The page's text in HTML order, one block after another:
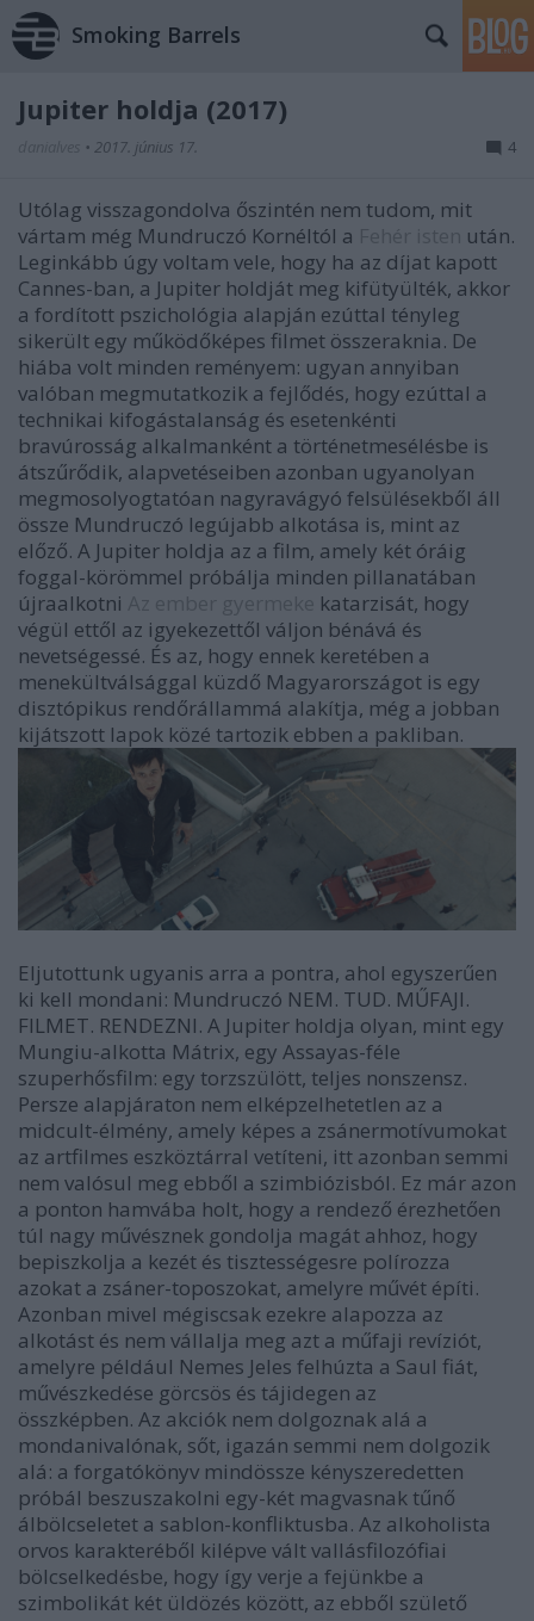
Smoking Barrels
Jupiter holdja (2017)
• 2017. június 17. 4
Utólag visszagondolva őszintén nem tudom, mit
vártam még Mundruczó Kornéltól a
után.
Leginkább úgy voltam vele, hogy ha az díjat kapott
Cannes-ban, a Jupiter holdját meg kifütyülték, akkor
a fordított pszichológia alapján ezúttal tényleg
sikerült egy működőképes filmet összeraknia. De
hiába volt minden reményem: ugyan annyiban
valóban megmutatkozik a fejlődés, hogy ezúttal a
technikai kifogástalanság és esetenkénti
bravúrosság alkalmanként a történetmesélésbe is
átszűrődik, alapvetéseiben azonban ugyanolyan
megmosolyogtatóan nagyravágyó felsülésekből áll
össze Mundruczó legújabb alkotása is, mint az
előző. A Jupiter holdja az a film, amely két óráig
foggal-körömmel próbálja minden pillanatában
újraalkotni
katarzisát, hogy
végül ettől az igyekezettől váljon bénává és
nevetségessé. És az, hogy ennek keretében a
menekültválsággal küzdő Magyarországot is egy
disztópikus rendőrállammá alakítja, még a jobban
kijátszott lapok közé tartozik ebben a pakliban.
Eljutottunk ugyanis arra a pontra, ahol egyszerűen
ki kell mondani: Mundruczó NEM. TUD. MŰFAJI.
FILMET. RENDEZNI. A Jupiter holdja olyan, mint egy
Mungiu-alkotta Mátrix, egy Assayas-féle
szuperhősfilm: egy torzszülött, teljes nonszensz.
Persze alapjáraton nem elképzelhetetlen az a
midcult-élmény, amely képes a zsánermotívumokat
az artfilmes eszköztárral vetíteni, itt azonban semmi
nem valósul meg ebből a szimbiózisból. Ez már azon
a ponton hamvába holt, hogy a rendező érezhetően
túl nagy művésznek gondolja magát ahhoz, hogy
bepiszkolja a kezét és tisztességesre polírozza
azokat a zsáner-toposzokat, amelyre művét építi.
Azonban mivel mégiscsak ezekre alapozza az
alkotást és nem vállalja meg azt a műfaji revíziót,
amelyre például Nemes Jeles felhúzta a Saul fiát,
művészkedése görcsös és tájidegen az
összképben. Az akciók nem dolgoznak alá a
mondanivalónak, sőt, igazán semmi nem dolgozik
alá: a forgatókönyv mindössze kényszeredetten
próbál beszuszakolni egy-két magvasnak tűnő
álbölcseletet a sablon-konfliktusba. Az alkoholista
orvos karakteréből kilépve vált vallásfilozófiai
bölcselkedésbe, hogy így verje a fejünkbe a
szimbolikát két üldözés között, az ebből születő